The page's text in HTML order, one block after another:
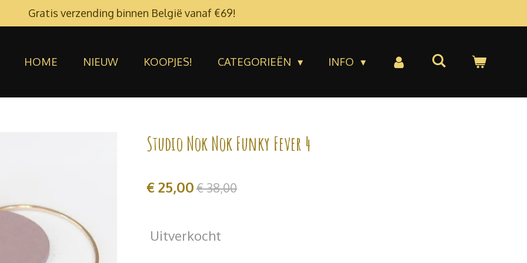
Gratis verzending binnen België vanaf €69!
HOME NIEUW KOOPJES! CATEGORIEËN INFO
Studio Nok Nok Funky Fever 4
€ 25,00€ 38,00
Uitverkocht